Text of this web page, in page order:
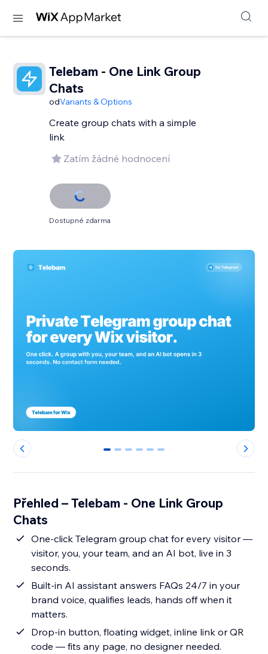
Telebam - One Link Group
Chats
odVariants & Options
Create group chats with a simple
link
Zatím žádné hodnocení
Dostupné zdarma
0 1 2 3 4 5
Přehled – Telebam - One Link Group
Chats
One-click Telegram group chat for every visitor —
visitor, you, your team, and an AI bot, live in 3
seconds.
Built-in AI assistant answers FAQs 24/7 in your
brand voice, qualifies leads, hands off when it
matters.
Drop-in button, floating widget, inline link or QR
code — fits any page, no designer needed.